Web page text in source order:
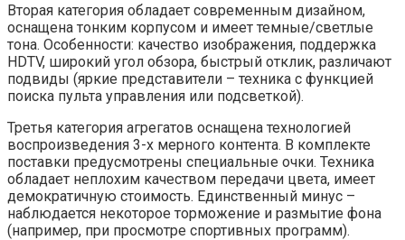
Вторая категория обладает современным дизайном,
оснащена тонким корпусом и имеет темные/светлые
тона. Особенности: качество изображения, поддержка
HDTV, широкий угол обзора, быстрый отклик, различают
подвиды (яркие представители – техника с функцией
поиска пульта управления или подсветкой).
Третья категория агрегатов оснащена технологией
воспроизведения 3-х мерного контента. В комплекте
поставки предусмотрены специальные очки. Техника
обладает неплохим качеством передачи цвета, имеет
демократичную стоимость. Единственный минус –
наблюдается некоторое торможение и размытие фона
(например, при просмотре спортивных программ).